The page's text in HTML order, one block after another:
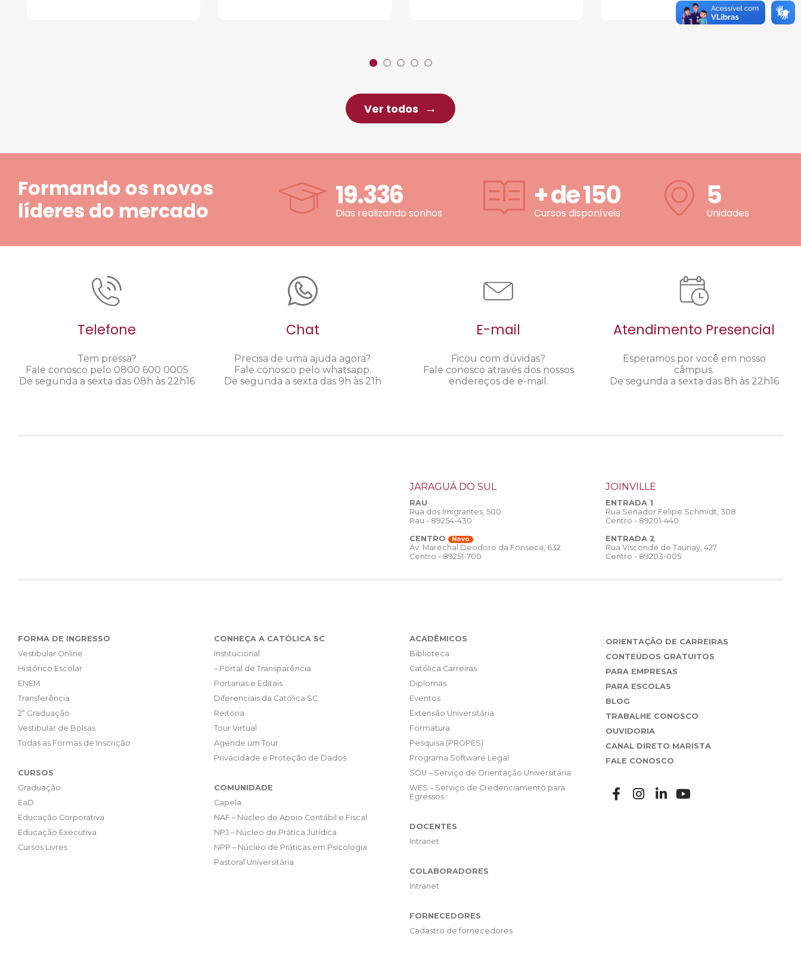
Ver todos
Formando os novos
líderes do mercado
19.336
Dias realizando sonhos
+ de150
Cursos disponíveis
5
Unidades
Telefone
Tem pressa?
Fale conosco pelo 0800 600 0005
De segunda a sexta das 08h às 22h16
Chat
Precisa de uma ajuda agora?
Fale conosco pelo whatsapp.
De segunda a sexta das 9h às 21h
E-mail
Ficou com dúvidas?
Fale conosco através dos nossos
endereços de e-mail.
Atendimento Presencial
Esperamos por você em nosso
câmpus.
De segunda a sexta das 8h às 22h16
JARAGUÁ DO SUL
RAU
Rua dos Imigrantes, 500
Rau - 89254-430
CENTRO
Novo
Av. Marechal Deodoro da Fonseca, 632
Centro - 89251-700
JOINVILLE
ENTRADA 1
Rua Senador Felipe Schmidt, 308
Centro - 89201-440
ENTRADA 2
Rua Visconde de Taunay, 427
Centro - 89203-005
FORMA DE INGRESSO
Vestibular Online
Histórico Escolar
ENEM
Transferência
2ª Graduação
Vestibular de Bolsas
Todas as Formas de Inscrição
CURSOS
Graduação
EaD
Educação Corporativa
Educação Executiva
Cursos Livres
CONHEÇA A CATÓLICA SC
Institucional
– Portal de Transparência
Portarias e Editais
Diferenciais da Católica SC
Reitoria
Tour Virtual
Agende um Tour
Privacidade e Proteção de Dados
COMUNIDADE
Capela
NAF – Núcleo de Apoio Contábil e Fiscal
NPJ – Núcleo de Prática Jurídica
NPP – Núcleo de Práticas em Psicologia
Pastoral Universitária
ACADÊMICOS
Biblioteca
Católica Carreiras
Diplomas
Eventos
Extensão Universitária
Formatura
Pesquisa (PROPES)
Programa Software Legal
SOU – Serviço de Orientação Universitária
WES – Serviço de Credenciamento para
Egressos
DOCENTES
Intranet
COLABORADORES
Intranet
FORNECEDORES
Cadastro de fornecedores
ORIENTAÇÃO DE CARREIRAS
CONTEÚDOS GRATUITOS
PARA EMPRESAS
PARA ESCOLAS
BLOG
TRABALHE CONOSCO
OUVIDORIA
CANAL DIRETO MARISTA
FALE CONOSCO